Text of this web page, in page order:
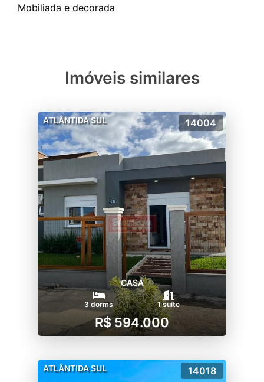
Imóveis similares
ATLÂNTIDA SUL 14004
CASA
3 dorms 1 suíte
R$ 594.000
ATLÂNTIDA SUL 14018